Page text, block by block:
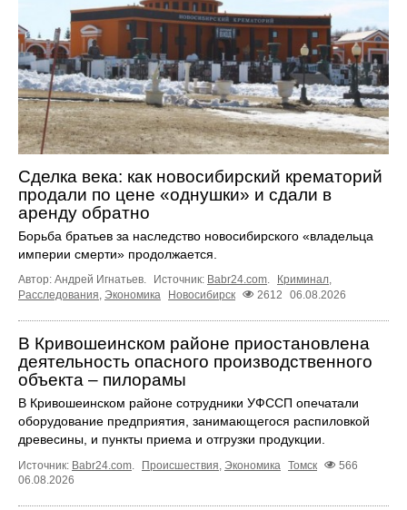
Сделка века: как новосибирский крематорий
продали по цене «однушки» и сдали в
аренду обратно
Борьба братьев за наследство новосибирского «владельца
империи смерти» продолжается.
Автор: Андрей Игнатьев. Источник: Babr24.com Криминал
Расследования Экономика Новосибирск 2612 06.08.2026
В Кривошеинском районе приостановлена
деятельность опасного производственного
объекта – пилорамы
В Кривошеинском районе сотрудники УФССП опечатали
оборудование предприятия, занимающегося распиловкой
древесины, и пункты приема и отгрузки продукции.
Источник: Babr24.com Происшествия Экономика Томск
566
06.08.2026